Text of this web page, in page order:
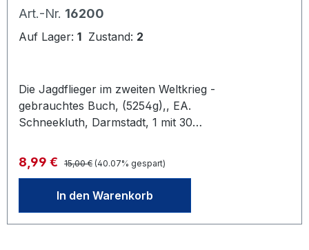
Art.-Nr. 16200
Auf Lager: 1 Zustand: 2
Die Jagdflieger im zweiten Weltkrieg -
gebrauchtes Buch, (5254g),, EA.
Schneekluth, Darmstadt, 1 mit 30
orig. Ln.
Verkaufspreis:
8,99 € Regulärer Preis:
15,00 € (40.07% gespart)
In den Warenkorb